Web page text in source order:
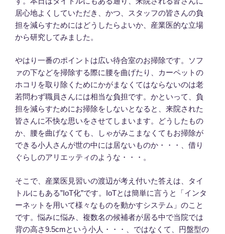
居心地よくしていただき、かつ、スタッフの皆さんの負
担を減らすためにはどうしたらよいか、産業医的な立場
から研究してみました。
やはり一番のポイントは広い待合室のお掃除です。ソフ
ァの下などを掃除する際に腰を曲げたり、カーペットの
ホコリを取り除くためにかがまなくてはならないのは老
若問わず職員さんには相当な負担です。かといって、負
担を減らすためにお掃除をしないとなると、来院された
皆さんに不快な思いをさせてしまいます。どうしたもの
か、腰を曲げなくても、しゃがみこまなくてもお掃除が
できる小人さんが世の中には居ないものか・・・、借り
ぐらしのアリエッティのような・・・。
そこで、産業医見習いの渡辺が考え付いた答えは、タイ
トルにもある”IoT化”です。IoTとは簡単に言うと「インタ
ーネットを用いて様々なものを動かすシステム」のこと
です。悩みに悩み、複数名の候補者が居る中で当院では
背の高さ9.5cmという小人・・・、ではなくて、円盤型の